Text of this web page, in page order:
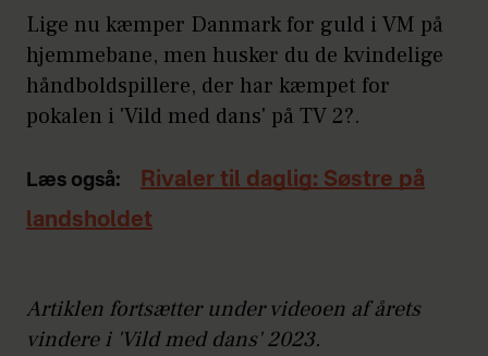
Lige nu kæmper Danmark for guld i VM på
hjemmebane, men husker du de kvindelige
håndboldspillere, der har kæmpet for
pokalen i 'Vild med dans' på TV 2?.
Læs også:
Rivaler til daglig: Søstre på
landsholdet
Artiklen fortsætter under videoen af årets
vindere i 'Vild med dans' 2023.